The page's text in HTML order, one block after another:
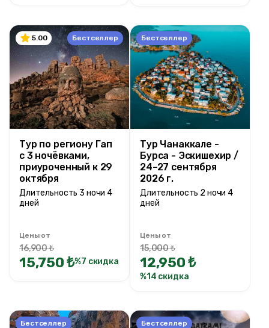
5 ночи 6 дней
9 ночи 10 дней
5.00 Бестселлер
Тур по региону Гап
с 3 ночёвками,
приуроченный к 29
октября
Длительность 3 ночи 4
дней
Цены от
16,900 ₺
15,750 ₺%7 скидка
Бестселлер
Тур Чанаккале -
Бурса - Эскишехир /
24–27 сентября
2026 г.
Длительность 2 ночи 4
дней
Цены от
15,000 ₺
12,950 ₺
%14 скидка
Бестселлер Бестселлер